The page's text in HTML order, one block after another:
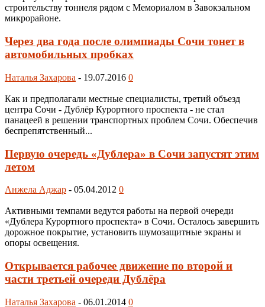
строительству тоннеля рядом с Мемориалом в Завокзальном
микрорайоне.
Через два года после олимпиады Сочи тонет в
автомобильных пробках
Наталья Захарова - 19.07.2016 0
Как и предполагали местные специалисты, третий объезд
центра Сочи - Дублёр Курортного проспекта - не стал
панацеей в решении транспортных проблем Сочи. Обеспечив
беспрепятственный...
Первую очередь «Дублера» в Сочи запустят этим
летом
Анжела Аджар - 05.04.2012 0
Активными темпами ведутся работы на первой очереди
«Дублера Курортного проспекта» в Сочи. Осталось завершить
дорожное покрытие, установить шумозащитные экраны и
опоры освещения.
Открывается рабочее движение по второй и
части третьей очереди Дублёра
Наталья Захарова - 06.01.2014 0